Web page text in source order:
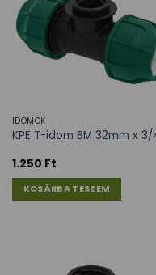
IDOMOK
KPE T-idom BM 32mm x 3/
1.250 Ft
KOSÁRBA TESZEM